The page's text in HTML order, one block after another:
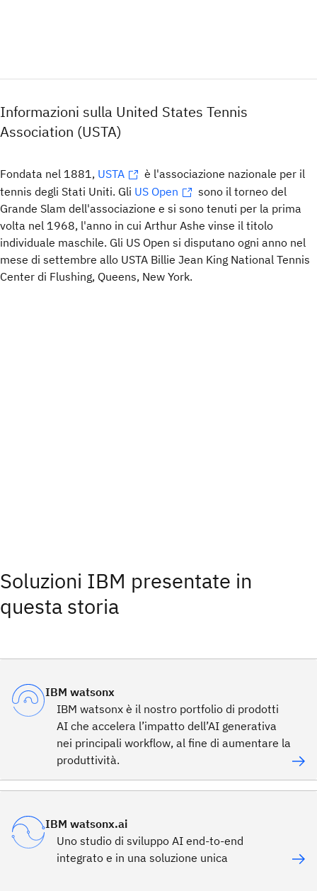
Informazioni sulla United States Tennis
Association (USTA)
Fondata nel 1881, USTA
è l'associazione nazionale per il
tennis degli Stati Uniti. Gli US Open
sono il torneo del
Grande Slam dell'associazione e si sono tenuti per la prima
volta nel 1968, l'anno in cui Arthur Ashe vinse il titolo
individuale maschile. Gli US Open si disputano ogni anno nel
mese di settembre allo USTA Billie Jean King National Tennis
Center di Flushing, Queens, New York.
Soluzioni IBM presentate in
questa storia
IBM watsonx
IBM watsonx è il nostro portfolio di prodotti
AI che accelera l’impatto dell’AI generativa
nei principali workflow, al fine di aumentare la
produttività.
IBM watsonx.ai
Uno studio di sviluppo AI end-to-end
integrato e in una soluzione unica